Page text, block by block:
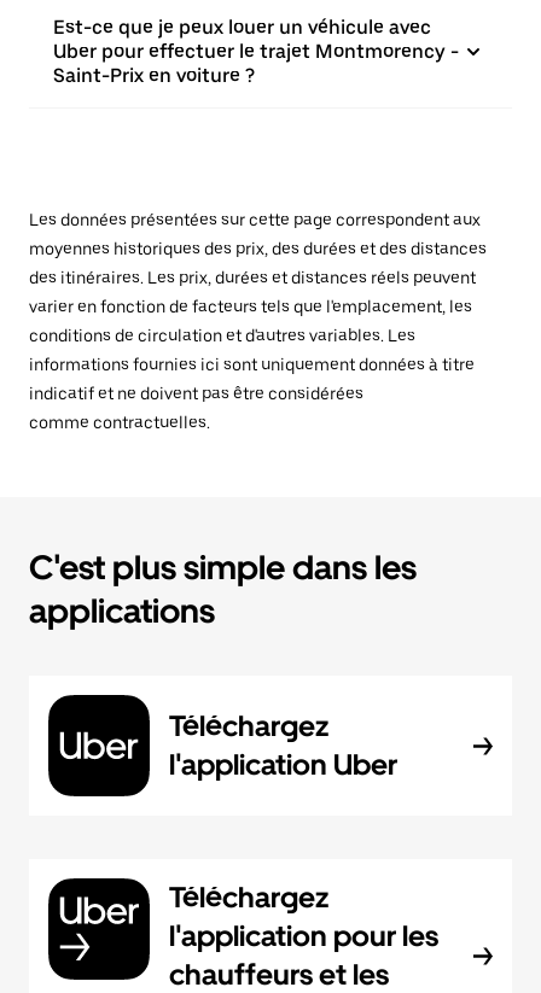
Est-ce que je peux louer un véhicule avec
Uber pour effectuer le trajet Montmorency -
Saint-Prix en voiture ?
Les données présentées sur cette page correspondent aux
moyennes historiques des prix, des durées et des distances
des itinéraires. Les prix, durées et distances réels peuvent
varier en fonction de facteurs tels que l'emplacement, les
conditions de circulation et d'autres variables. Les
informations fournies ici sont uniquement données à titre
indicatif et ne doivent pas être considérées
comme contractuelles.
C'est plus simple dans les
applications
Téléchargez
l'application Uber
Téléchargez
l'application pour les
chauffeurs et les